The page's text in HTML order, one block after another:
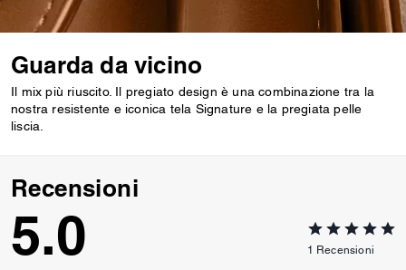
Guarda da vicino
Il mix più riuscito. Il pregiato design è una combinazione tra la
nostra resistente e iconica tela Signature e la pregiata pelle
liscia.
Recensioni
5.0 1 Recensioni